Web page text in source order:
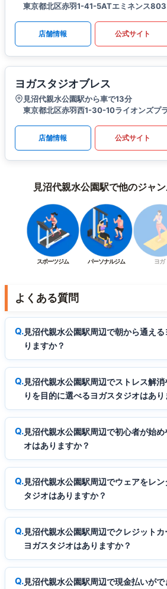
東京都北区赤羽1-41-5ATエミネンス803
店舗情報 公式サイト
ヨガスタジオブレス
見沼代親水公園駅から車で13分
東京都北区赤羽西1-30-10ライオンズプ
店舗情報 公式サイト
見沼代親水公園駅で他のジャ
スポーツジム パーソナルジム ヨガ
よくある質問
見沼代親水公園駅周辺で朝から通え
りますか？
見沼代親水公園駅周辺でストレス解消
りを目的に選べるヨガスタジオはあり
見沼代親水公園駅周辺で初心者が始
オはありますか？
見沼代親水公園駅周辺でウェアをレ
タジオはありますか？
見沼代親水公園駅周辺でクレジット
ヨガスタジオはありますか？
見沼代親水公園駅周辺で現金払いが